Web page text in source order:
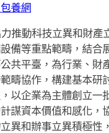
養網
推動科技立異和財產
備等重點範疇，結合
共平臺，為行業、財
疇協作，構建基本研
以企業為主體創立一
謀資本價值和感化，
異和辦事立異積極性